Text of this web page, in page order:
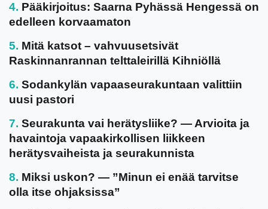
Pääkirjoitus: Saarna Pyhässä Hengessä on
edelleen korvaamaton
Mitä katsot – vahvuusetsivät
Raskinnanrannan telttaleirillä Kihniöllä
Sodankylän vapaaseurakuntaan valittiin
uusi pastori
Seurakunta vai herätysliike? — Arvioita ja
havaintoja vapaakirkollisen liikkeen
herätysvaiheista ja seurakunnista
Miksi uskon? — ”Minun ei enää tarvitse
olla itse ohjaksissa”